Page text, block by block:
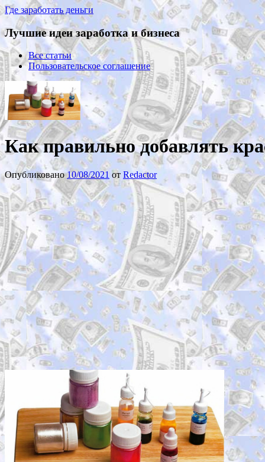
Где заработать деньги
Лучшие идеи заработка и бизнеса
Все статьи
Пользовательское соглашение
Как правильно добавлять
Опубликовано10/08/2021 от Redactor